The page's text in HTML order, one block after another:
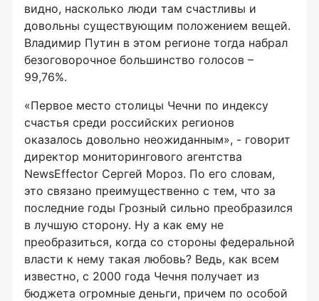
видно, насколько люди там счастливы и
довольны существующим положением вещей.
Владимир Путин в этом регионе тогда набрал
безоговорочное большинство голосов –
99,76%.
«Первое место столицы Чечни по индексу
счастья среди российских регионов
оказалось довольно неожиданным», - говорит
директор мониторингового агентства
NewsEffector Сергей Мороз. По его словам,
это связано преимущественно с тем, что за
последние годы Грозный сильно преобразился
в лучшую сторону. Ну а как ему не
преобразиться, когда со стороны федеральной
власти к нему такая любовь? Ведь, как всем
известно, с 2000 года Чечня получает из
бюджета огромные деньги, причем по особой